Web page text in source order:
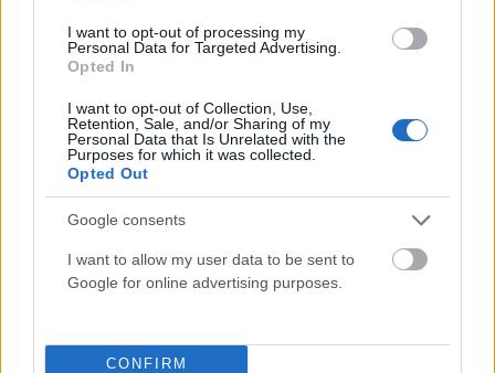
I want to opt-out of processing my
Personal Data for Targeted Advertising.
Opted In
I want to opt-out of Collection, Use,
Retention, Sale, and/or Sharing of my
Personal Data that Is Unrelated with the
Purposes for which it was collected.
Opted Out
Google consents
I want to allow my user data to be sent to
Google for online advertising purposes.
CONFIRM
Συνάντηση Κώτσηρα – Τζιτζικώστα: Τι συζήτησαν οι
δυο τους
ΑΝΑΡΤΗΘΗΚΕ ΑΠΟ CHRISTOSGAN
Τα θέματα της επιτάχυνσης απονομής της δικαιοσύνης μέσω της
ψηφιοποίησης και της εξασφάλισης της προσβασιμότητας των